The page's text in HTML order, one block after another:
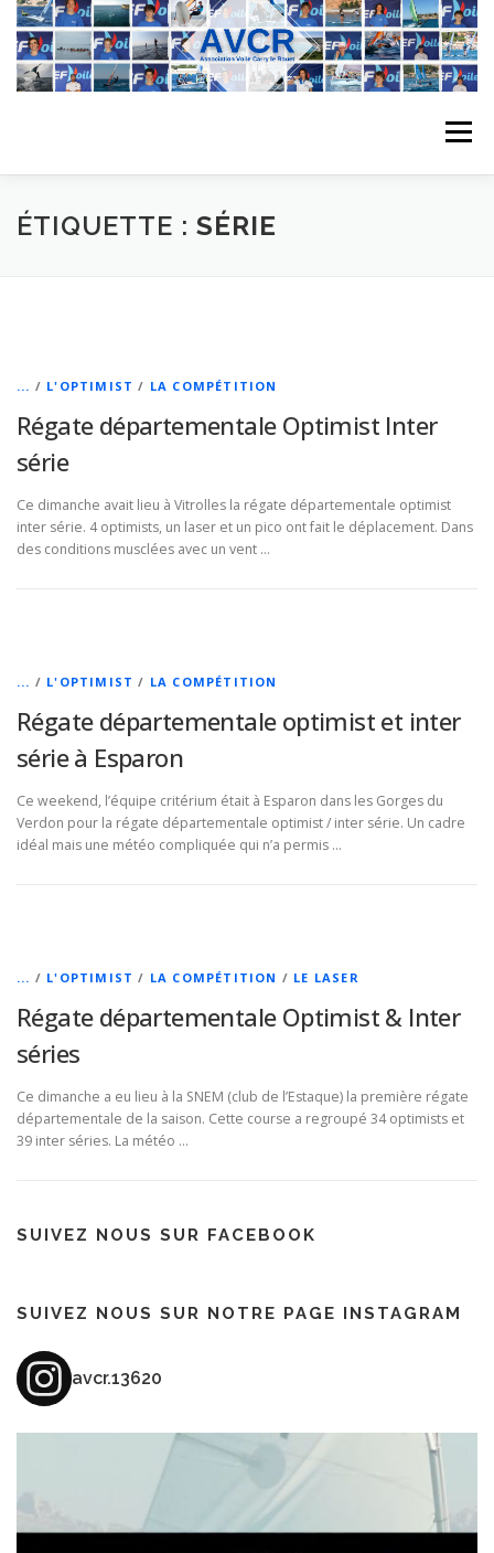
Aller
contenu
Menu
ACCUEIL L’ASSOCIATION
REGATES ALBUMS PHOTO
PLANNING DES COURS
ÉTIQUETTE : SÉRIE
... / L'OPTIMIST / LA COMPÉTITION
Régate départementale Optimist Inter
série
Ce dimanche avait lieu à Vitrolles la régate départementale optimist
inter série. 4 optimists, un laser et un pico ont fait le déplacement. Dans
des conditions musclées avec un vent …
... / L'OPTIMIST / LA COMPÉTITION
Régate départementale optimist et inter
série à Esparon
Ce weekend, l’équipe critérium était à Esparon dans les Gorges du
Verdon pour la régate départementale optimist / inter série. Un cadre
idéal mais une météo compliquée qui n’a permis …
... / L'OPTIMIST / LA COMPÉTITION / LE LASER
Régate départementale Optimist & Inter
séries
Ce dimanche a eu lieu à la SNEM (club de l’Estaque) la première régate
départementale de la saison. Cette course a regroupé 34 optimists et
39 inter séries. La météo …
SUIVEZ NOUS SUR FACEBOOK
SUIVEZ NOUS SUR NOTRE PAGE INSTAGRAM
avcr.13620